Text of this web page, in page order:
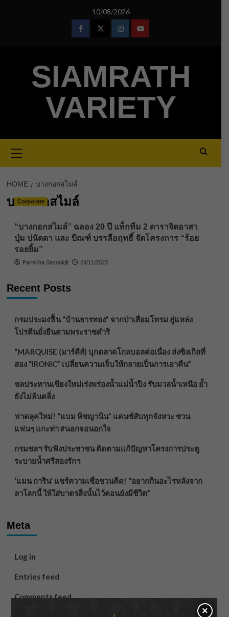
10/08/2026
FacebookTwitterInstagramYoutube
SIAMRATH
VARIETY
Menu
HOME บางกอกสไมล์
บางกอกสไมล์
Corporate
“บางกอกสไมล์” ฉลอง 20 ปี แท็กทีม 2 ดาราจิตอาสา
บุ๋ม ปนัดดา และ บิณฑ์ บรรลือฤทธิ์ จัดโครงการ “ร้อย
รอยยิ้ม”
Parnicha Sasookjit 24/11/2023
Recent Posts
กรมประมงฟื้น “บ้านธารทอง” จากป่าเสื่อมโทรม สู่แหล่ง
โปรตีนยั่งยืนตามพระราชดำริ
“MARQUISE (มาร์คีส์) บุกตลาดโกลบอลต่อเนื่อง ส่งซิงเกิลที่
สอง “IRONIC” เปลี่ยนความเจ็บให้กลายเป็นการเอาคืน”
ชลประทานเชียงใหม่เร่งพร่องน้ำแม่น้ำปิง รับมวลน้ำเหนือ ย้ำ
ยังไม่ล้นตลิ่ง
ฟาดลุคใหม่! “แบม พิชญานิน” แดนซ์สับทุกจังหวะ ชวน
แฟนๆ แกะท่า #นอกจอนอกใจ
กรมชลฯ รับฟังประชาชน ติดตามแก้ปัญหาโครงการประตู
ระบายน้ำศรีสองรักฯ
‘แมน การิน’ แชร์ความเชื่อชวนคิด! “อยากกินอะไรหลังจาก
ลาโลกนี้ ให้ใส่บาตรสิ่งนั้นไว้ตอนยังมีชีวิต”
Meta
Log in
Entries feed
Comments feed
×